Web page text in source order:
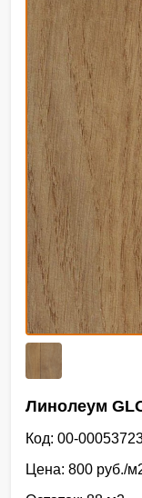
Линолеум
Код: 00-
Цена: 800 руб./